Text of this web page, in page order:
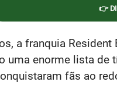
👉
a franquia
uma enorme lista de
fãs ao